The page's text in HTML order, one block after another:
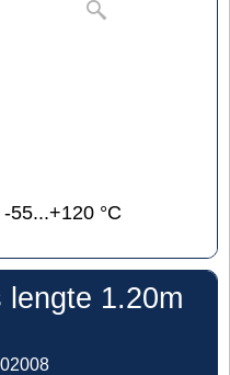
55...+120 °C
lengte 1.20m